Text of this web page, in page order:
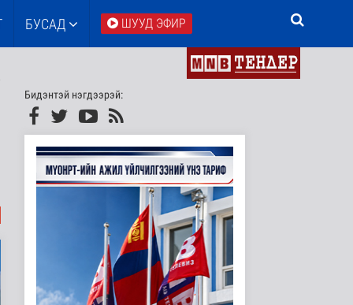
БУСАД ШУУД ЭФИР
Бидэнтэй нэгдээрэй: